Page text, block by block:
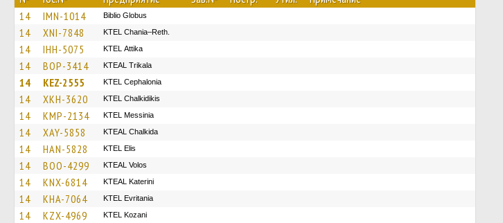
14 IMN-1014 Biblio Globus
14 XNI-7848 KTEL Chania–Reth.
14 IHH-5075 KΤΕL Αttika
14 BOP-3414 KTEAL Trikala
14 KEZ-2555 KTEL Cephalonia
14 XKH-3620 ΚΤΕL Chalkidikis
14 KMP-2134 KTEL Messinia
14 XAY-5858 KTEAL Chalkida
14 HAN-5828 KTEL Elis
14 BOO-4299 KTEAL Volos
14 KNX-6814 KTEAL Katerini
14 KHA-7064 ΚΤΕL Evritania
14 KZX-4969 ΚΤΕL Kozani